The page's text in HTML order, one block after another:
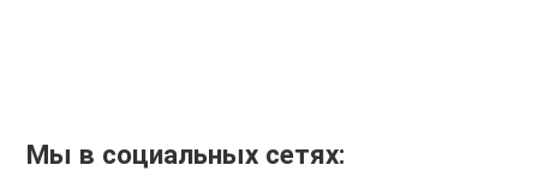
Мы в социальных сетях: